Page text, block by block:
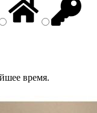
время.